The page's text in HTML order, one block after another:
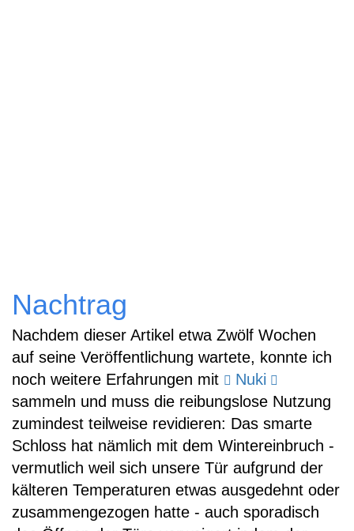
Nachtrag
Nachdem dieser Artikel etwa Zwölf Wochen
auf seine Veröffentlichung wartete, konnte ich
noch weitere Erfahrungen mit
Nuki
sammeln und muss die reibungslose Nutzung
zumindest teilweise revidieren: Das smarte
Schloss hat nämlich mit dem Wintereinbruch -
vermutlich weil sich unsere Tür aufgrund der
kälteren Temperaturen etwas ausgedehnt oder
zusammengezogen hatte - auch sporadisch